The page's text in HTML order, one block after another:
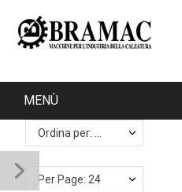
MENÙ
Per Page: 24